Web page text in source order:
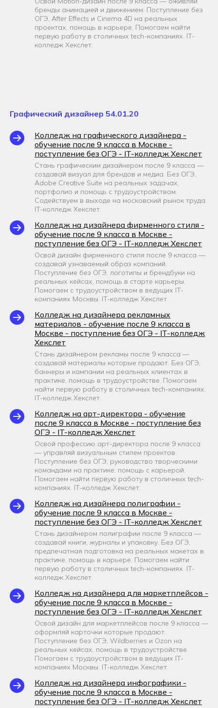
бренды анимацией и движением. Поступление без
ОГЭ, After Effects и Cinema 4D на реальных
проектах, помощь в карьере. Помогаем найти
первую работу в столичных tech-компаниях. IT-
колледж Хекслет.
Графический дизайнер 54.01.20
Колледж на графического дизайнера -
обучение после 9 класса в Москве -
поступление без ОГЭ - IT-колледж Хекслет
Стань графическим дизайнером после 9 класса —
создавай визуал для брендов и медиа. Без ОГЭ,
Adobe Creative Suite на реальных задачах,
портфолио и помощь с трудоустройством.
Содействуем в выходе на московский рынок труда.
IT-колледж Хекслет.
Колледж на дизайнера фирменного стиля -
обучение после 9 класса в Москве -
поступление без ОГЭ - IT-колледж Хекслет
Освой дизайн фирменного стиля после 9 класса —
создавай узнаваемый образ компаний.
Поступление без ОГЭ, логотипы и брендбуки на
реальных кейсах, помощь в старте карьеры.
Помогаем с трудоустройством в ведущих IT-
компаниях Москвы. IT-колледж Хекслет.
Колледж на дизайнера рекламных
материалов - обучение после 9 класса в
Москве - поступление без ОГЭ - IT-колледж
Хекслет
Стань дизайнером рекламы после 9 класса —
создавай материалы которые продают. Без ОГЭ,
баннеры и кампании на реальных клиентах в
практике, помощь в трудоустройстве. Помогаем
найти первую работу в столичных tech-компаниях.
IT-колледж Хекслет.
Колледж на арт-директора - обучение
после 9 класса в Москве - поступление без
ОГЭ - IT-колледж Хекслет
Освой профессию арт-директора после 9 класса
— управляй визуальным стилем проектов.
Поступление без ОГЭ, руководство творческими
командами на практике, помощь с карьерой.
Помогаем найти первую работу в столичных tech-
компаниях. IT-колледж Хекслет.
Колледж на дизайнера полиграфии -
обучение после 9 класса в Москве -
поступление без ОГЭ - IT-колледж Хекслет
Стань дизайнером полиграфии после 9 класса —
создавай книги, журналы и упаковку. Без ОГЭ,
предпечатная подготовка на реальных макетах в
практике, помощь в карьере. Помогаем найти
первую работу в столичных tech-компаниях. IT-
колледж Хекслет.
Колледж на дизайнера для маркетплейсов -
обучение после 9 класса в Москве -
поступление без ОГЭ - IT-колледж Хекслет
Освой дизайн для маркетплейсов после 9 класса —
оформляй карточки которые продают.
Поступление без ОГЭ, Wildberries и Ozon на
реальных кейсах, помощь в трудоустройстве.
Помогаем с трудоустройством в ведущих IT-
компаниях Москвы. IT-колледж Хекслет.
Колледж на дизайнера инфографики -
обучение после 9 класса в Москве -
поступление без ОГЭ - IT-колледж Хекслет